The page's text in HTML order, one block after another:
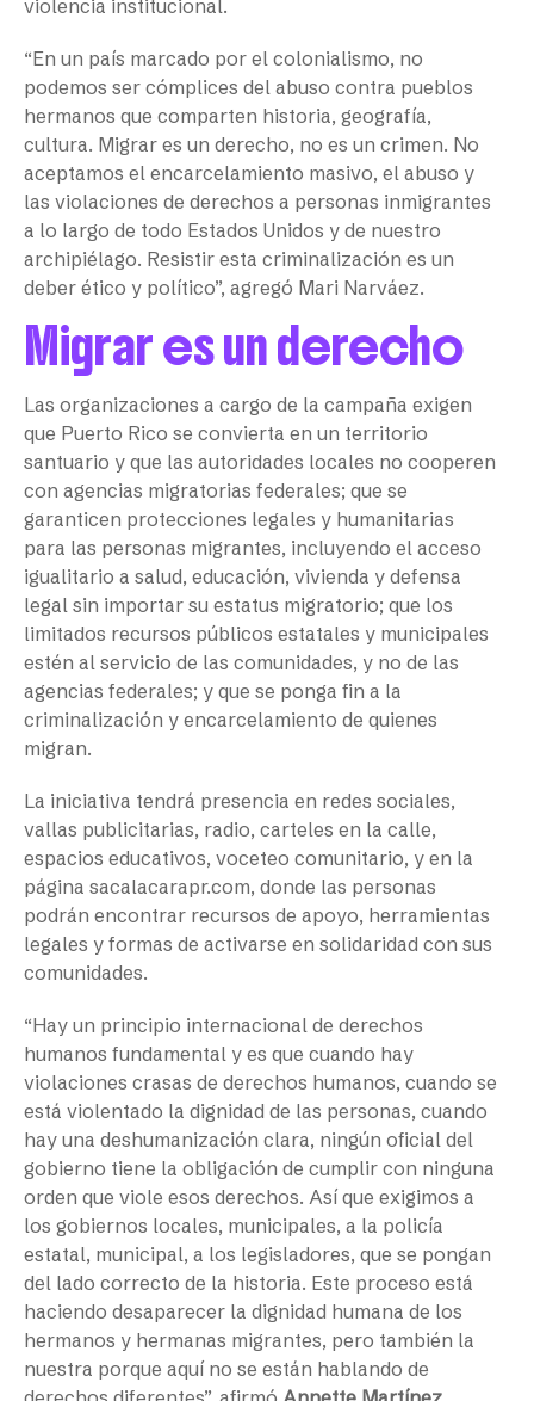
violencia institucional.
“En un país marcado por el colonialismo, no
podemos ser cómplices del abuso contra pueblos
hermanos que comparten historia, geografía,
cultura. Migrar es un derecho, no es un crimen. No
aceptamos el encarcelamiento masivo, el abuso y
las violaciones de derechos a personas inmigrantes
a lo largo de todo Estados Unidos y de nuestro
archipiélago. Resistir esta criminalización es un
deber ético y político”, agregó Mari Narváez.
Migrar es un derecho
Las organizaciones a cargo de la campaña exigen
que Puerto Rico se convierta en un territorio
santuario y que las autoridades locales no cooperen
con agencias migratorias federales; que se
garanticen protecciones legales y humanitarias
para las personas migrantes, incluyendo el acceso
igualitario a salud, educación, vivienda y defensa
legal sin importar su estatus migratorio; que los
limitados recursos públicos estatales y municipales
estén al servicio de las comunidades, y no de las
agencias federales; y que se ponga fin a la
criminalización y encarcelamiento de quienes
migran.
La iniciativa tendrá presencia en redes sociales,
vallas publicitarias, radio, carteles en la calle,
espacios educativos, voceteo comunitario, y en la
página sacalacarapr.com, donde las personas
podrán encontrar recursos de apoyo, herramientas
legales y formas de activarse en solidaridad con sus
comunidades.
“Hay un principio internacional de derechos
humanos fundamental y es que cuando hay
violaciones crasas de derechos humanos, cuando se
está violentado la dignidad de las personas, cuando
hay una deshumanización clara, ningún oficial del
gobierno tiene la obligación de cumplir con ninguna
orden que viole esos derechos. Así que exigimos a
los gobiernos locales, municipales, a la policía
estatal, municipal, a los legisladores, que se pongan
del lado correcto de la historia. Este proceso está
haciendo desaparecer la dignidad humana de los
hermanos y hermanas migrantes, pero también la
nuestra porque aquí no se están hablando de